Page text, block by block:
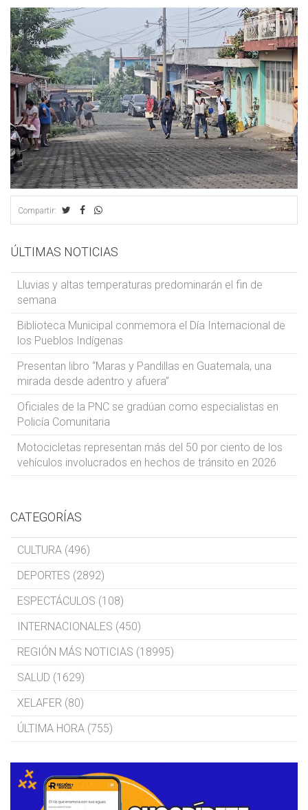
Compartir:
ÚLTIMAS NOTICIAS
Lluvias y altas temperaturas predominarán el fin de
semana
Biblioteca Municipal conmemora el Día Internacional de
los Pueblos Indígenas
Presentan libro “Maras y Pandillas en Guatemala, una
mirada desde adentro y afuera”
Oficiales de la PNC se gradúan como especialistas en
Policía Comunitaria
Motocicletas representan más del 50 por ciento de los
vehículos involucrados en hechos de tránsito en 2026
CATEGORÍAS
CULTURA (496)
DEPORTES (2892)
ESPECTÁCULOS (108)
INTERNACIONALES (450)
REGIÓN MÁS NOTICIAS (18995)
SALUD (1629)
XELAFER (80)
ÚLTIMA HORA (755)